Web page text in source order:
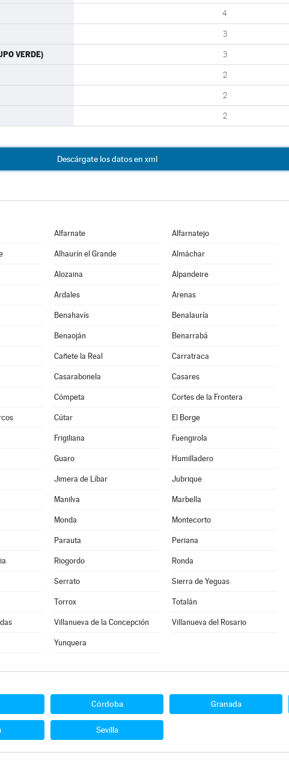
4
3
VERDE) 3
2
2
2
Descárgate los datos en xml
Alfarnate Alfarnatejo
Alhaurín el Grande Almáchar
Alozaina Alpandeire
Ardales Arenas
Benahavís Benalauría
Benaoján Benarrabá
Cañete la Real Carratraca
Casarabonela Casares
Cómpeta Cortes de la Frontera
Cútar El Borge
Frigiliana Fuengirola
Guaro Humilladero
Jimera de Líbar Jubrique
Manilva Marbella
Monda Montecorto
Parauta Periana
Riogordo Ronda
Serrato Sierra de Yeguas
Torrox Totalán
Villanueva de la Concepción Villanueva del Rosario
Yunquera
Córdoba Granada
Sevilla